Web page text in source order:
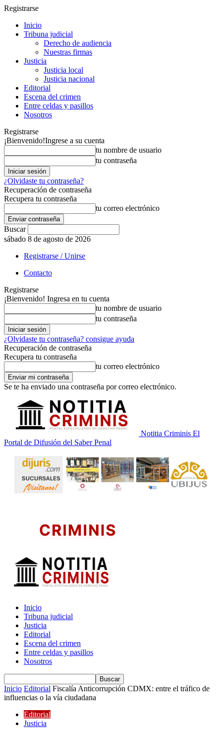
Registrarse
Inicio
Tribuna judicial
Derecho de audiencia
Nuestras firmas
Justicia
Justicia local
Justicia nacional
Editorial
Escena del crimen
Entre celdas y pasillos
Nosotros
Registrarse
¡Bienvenido!Ingrese a su cuenta
tu nombre de usuario
tu contraseña
¿Olvidaste tu contraseña?
Recuperación de contraseña
Recupera tu contraseña
tu correo electrónico
Buscar
sábado 8 de agosto de 2026
Registrarse / Unirse
Contacto
Registrarse
¡Bienvenido! Ingresa en tu cuenta
tu nombre de usuario
tu contraseña
¿Olvidaste tu contraseña? consigue ayuda
Recuperación de contraseña
Recupera tu contraseña
tu correo electrónico
Se te ha enviado una contraseña por correo electrónico.
Notitia Criminis El
Portal de Difusión del Saber Penal
Inicio
Tribuna judicial
Justicia
Editorial
Escena del crimen
Entre celdas y pasillos
Nosotros
Inicio Editorial Fiscalía Anticorrupción CDMX: entre el tráfico de
influencias o la vía ciudadana
Editorial
Justicia